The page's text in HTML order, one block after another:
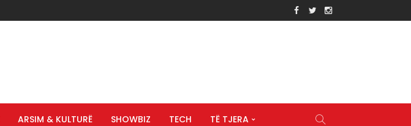
ARSIM & KULTURË SHOWBIZ TECH TË TJERA